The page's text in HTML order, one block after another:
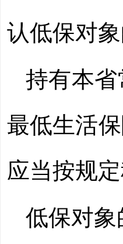
认低保对象
持有本
最低生活
应当按规
低保对